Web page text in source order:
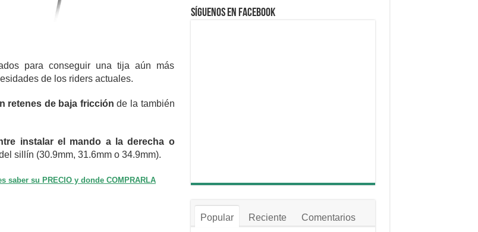
para conseguir una tija aún más
de los riders actuales.
retenes de baja fricción de la también
instalar el mando a la derecha o
sillín (30.9mm, 31.6mm o 34.9mm).
saber su PRECIO y donde COMPRARLA
Síguenos en Facebook
Popular Reciente Comentarios